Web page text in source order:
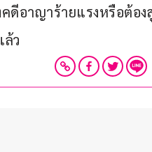
ดีอาญาร้ายแรงหรือต้อ
ว